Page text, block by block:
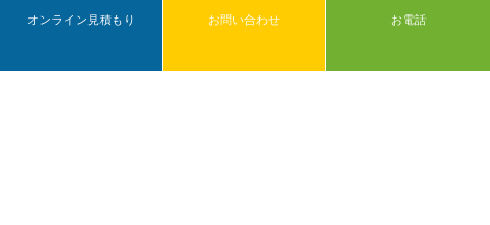
オンライン見積もり お問い合わせ お電話